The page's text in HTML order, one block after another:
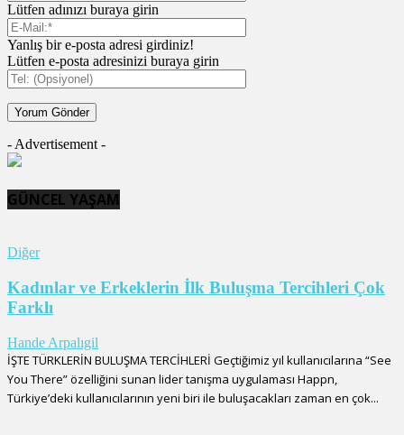
Lütfen adınızı buraya girin
Yanlış bir e-posta adresi girdiniz!
Lütfen e-posta adresinizi buraya girin
- Advertisement -
GÜNCEL YAŞAM
Diğer
Kadınlar ve Erkeklerin İlk Buluşma Tercihleri Çok
Farklı
Hande Arpalıgil
İŞTE TÜRKLERİN BULUŞMA TERCİHLERİ Geçtiğimiz yıl kullanıcılarına “See
You There” özelliğini sunan lider tanışma uygulaması Happn,
Türkiye’deki kullanıcılarının yeni biri ile buluşacakları zaman en çok...